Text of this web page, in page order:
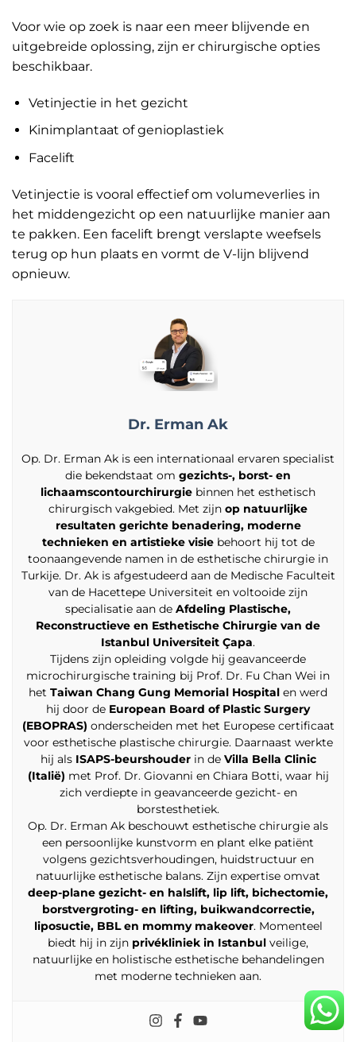
Voor wie op zoek is naar een meer blijvende en
uitgebreide oplossing, zijn er chirurgische opties
beschikbaar.
Vetinjectie in het gezicht
Kinimplantaat of genioplastiek
Facelift
Vetinjectie is vooral effectief om volumeverlies in
het middengezicht op een natuurlijke manier aan
te pakken. Een facelift brengt verslapte weefsels
terug op hun plaats en vormt de V-lijn blijvend
opnieuw.
Dr. Erman Ak
Op. Dr. Erman Ak is een internationaal ervaren specialist
die bekendstaat om gezichts-, borst- en
lichaamscontourchirurgie binnen het esthetisch
chirurgisch vakgebied. Met zijn op natuurlijke
resultaten gerichte benadering, moderne
technieken en artistieke visiebehoort hij tot de
toonaangevende namen in de esthetische chirurgie in
Turkije. Dr. Ak is afgestudeerd aan de Medische Faculteit
van de Hacettepe Universiteit en voltooide zijn
specialisatie aan de Afdeling Plastische,
Reconstructieve en Esthetische Chirurgie van de
Istanbul Universiteit Çapa.
Tijdens zijn opleiding volgde hij geavanceerde
microchirurgische training bij Prof. Dr. Fu Chan Wei in
het Taiwan Chang Gung Memorial Hospital en werd
hij door de European Board of Plastic Surgery
(EBOPRAS) onderscheiden met het Europese certificaat
voor esthetische plastische chirurgie. Daarnaast werkte
hij als ISAPS-beurshouderin de Villa Bella Clinic
(Italië) met Prof. Dr. Giovanni en Chiara Botti, waar hij
zich verdiepte in geavanceerde gezicht- en
borstesthetiek.
Op. Dr. Erman Ak beschouwt esthetische chirurgie als
een persoonlijke kunstvorm en plant elke patiënt
volgens gezichtsverhoudingen, huidstructuur en
natuurlijke esthetische balans. Zijn expertise omvat
deep-plane gezicht- en halslift, lip lift, bichectomie,
borstvergroting- en lifting, buikwandcorrectie,
liposuctie, BBL en mommy makeover. Momenteel
biedt hij in zijn privékliniek in Istanbul veilige,
natuurlijke en holistische esthetische behandelingen
met moderne technieken aan.